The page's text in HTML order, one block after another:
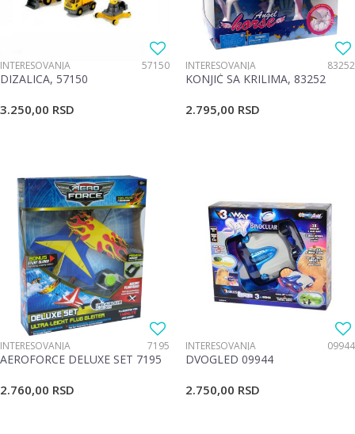
INTERESOVANJA 57150
DIZALICA, 57150
3.250,00 RSD
INTERESOVANJA 83252
KONJIĆ SA KRILIMA, 83252
2.795,00 RSD
INTERESOVANJA 7195
AEROFORCE DELUXE SET 7195
2.760,00 RSD
INTERESOVANJA 09944
DVOGLED 09944
2.750,00 RSD